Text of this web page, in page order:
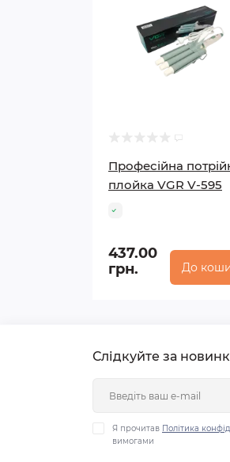
Професійна
плойка VGR V-595
437.00
грн.
До
Слідкуйте за
Я прочитав Політика
вимогами